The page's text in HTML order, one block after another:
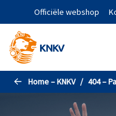
Naar de hoofdinhoud gaan
Officiële webshop
Home – KNKV 404 –